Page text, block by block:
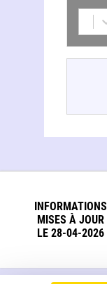
INFORMATIONS
MISES À JOUR
LE 28-04-2026